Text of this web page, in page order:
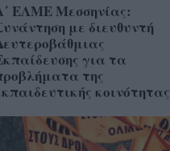
ΕΛΜΕ Μεσσηνίας:
με διευθυντή
για τα
της
κοινότητας